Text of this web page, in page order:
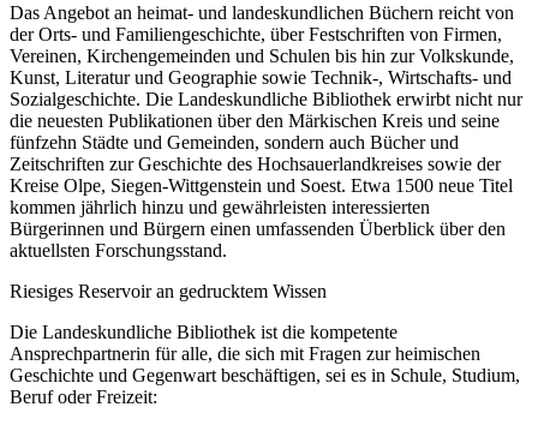
Das Angebot an heimat- und landeskundlichen Büchern reicht von
der Orts- und Familiengeschichte, über Festschriften von Firmen,
Vereinen, Kirchengemeinden und Schulen bis hin zur Volkskunde,
Kunst, Literatur und Geographie sowie Technik-, Wirtschafts- und
Sozialgeschichte. Die Landeskundliche Bibliothek erwirbt nicht nur
die neuesten Publikationen über den Märkischen Kreis und seine
fünfzehn Städte und Gemeinden, sondern auch Bücher und
Zeitschriften zur Geschichte des Hochsauerlandkreises sowie der
Kreise Olpe, Siegen-Wittgenstein und Soest. Etwa 1500 neue Titel
kommen jährlich hinzu und gewährleisten interessierten
Bürgerinnen und Bürgern einen umfassenden Überblick über den
aktuellsten Forschungsstand.
Riesiges Reservoir an gedrucktem Wissen
Die Landeskundliche Bibliothek ist die kompetente
Ansprechpartnerin für alle, die sich mit Fragen zur heimischen
Geschichte und Gegenwart beschäftigen, sei es in Schule, Studium,
Beruf oder Freizeit: